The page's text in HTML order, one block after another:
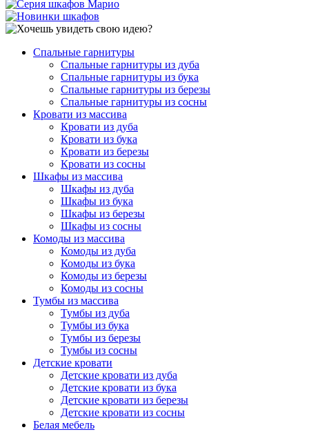
Спальные гарнитуры
Спальные гарнитуры из дуба
Спальные гарнитуры из бука
Спальные гарнитуры из березы
Спальные гарнитуры из сосны
Кровати из массива
Кровати из дуба
Кровати из бука
Кровати из березы
Кровати из сосны
Шкафы из массива
Шкафы из дуба
Шкафы из бука
Шкафы из березы
Шкафы из сосны
Комоды из массива
Комоды из дуба
Комоды из бука
Комоды из березы
Комоды из сосны
Тумбы из массива
Тумбы из дуба
Тумбы из бука
Тумбы из березы
Тумбы из сосны
Детские кровати
Детские кровати из дуба
Детские кровати из бука
Детские кровати из березы
Детские кровати из сосны
Белая мебель